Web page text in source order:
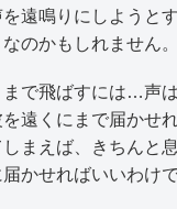
遠鳴りにしようと
のかもしれません。
で飛ばすには…声
遠くにまで届かせ
まえば、きちんと
かせればいいわけで